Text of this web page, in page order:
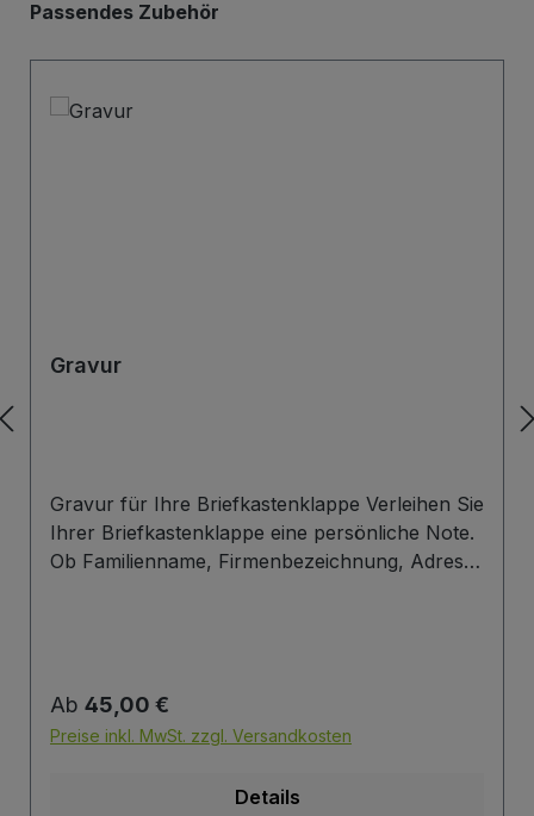
Produktgalerie überspringen
Passendes Zubehör
Gravur
Gravur für Ihre Briefkastenklappe Verleihen Sie
Ihrer Briefkastenklappe eine persönliche Note.
Ob Familienname, Firmenbezeichnung, Adresse
stellen wir Ihnen eine praktische Vorlage zur
Verfügung. Laden Sie einfach die PowerPoint-
passen Sie Schrift, Text und Anordnung nach
Regulärer Preis:
Ab 45,00 €
Preise inkl. MwSt. zzgl. Versandkosten
Details